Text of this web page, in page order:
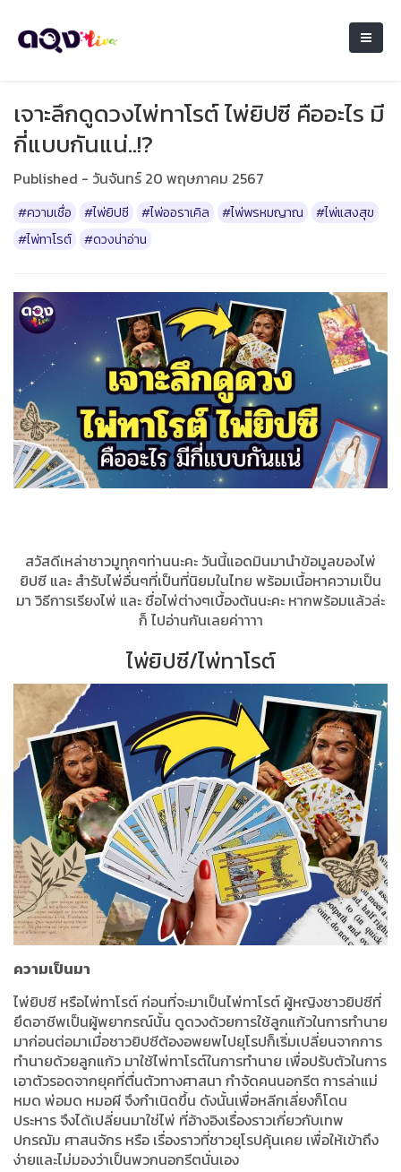
เจาะลึกดูดวงไพ่ทาโรต์ ไพ่ยิปซี คืออะไร มี
กี่แบบกันแน่..!?
Published - วันจันทร์ 20 พฤษภาคม 2567
#ความเชื่อ #ไพ่ยิปซี #ไพ่ออราเคิล #ไพ่พรหมญาณ
#ไพ่แสงสุข
#ไพ่ทาโรต์
#ดวงน่าอ่าน
สวัสดีเหล่าชาวมูทุกๆท่านนะคะ วันนี้แอดมินมานำข้อมูลของไพ่
ยิปซี และ สำรับไพ่อื่นๆที่เป็นที่นิยมในไทย พร้อมเนื้อหาความเป็น
มา วิธีการเรียงไพ่ และ ชื่อไพ่ต่างๆเบื้องต้นนะคะ หากพร้อมแล้วล่ะ
ก็ ไปอ่านกันเลยค่าาาา
ไพ่ยิปซี/ไพ่ทาโรต์
ความเป็นมา
ไพ่ยิปซี หรือไพ่ทาโรต์ก่อนที่จะมาเป็นไพ่ทาโรต์ ผู้หญิงชาวยิปซีที่
ยึดอาชีพเป็นผู้พยากรณ์นั้น ดูดวงด้วยการใช้ลูกแก้วในการทำนาย
มาก่อนต่อมาเมื่อชาวยิปซีต้องอพยพไปยุโรปก็เริ่มเปลี่ยนจากการ
ทำนายด้วยลูกแก้ว มาใช้ไพ่ทาโรต์ในการทำนาย เพื่อปรับตัวในการ
เอาตัวรอดจากยุคที่ตื่นตัวทางศาสนา กำจัดคนนอกรีต การล่าแม่
หมด พ่อมด หมอผี จึงกำเนิดขึ้น ดังนั้นเพื่อหลีกเลี่ยงก็โดน
ประหาร จึงได้เปลี่ยนมาใช่ไพ่ ที่อ้างอิงเรื่องราวเกี่ยวกับเทพ
ปกรฌัม ศาสนจักร หรือ เรื่องราวที่ชาวยุโรปคุ้นเคย เพื่อให้เข้าถึง
ง่ายและไม่มองว่าเป็นพวกนอกรีตนั่นเอง